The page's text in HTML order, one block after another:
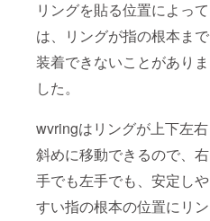
リングを貼る位置によって
は、リングが指の根本まで
装着できないことがありま
した。
wvringはリングが上下左右
斜めに移動できるので、右
手でも左手でも、安定しや
すい指の根本の位置にリン